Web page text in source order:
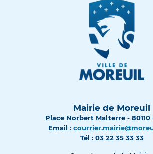
Mairie de Moreuil
Place Norbert Malterre - 80110
Email :
Tél : 03 22 35 33 33